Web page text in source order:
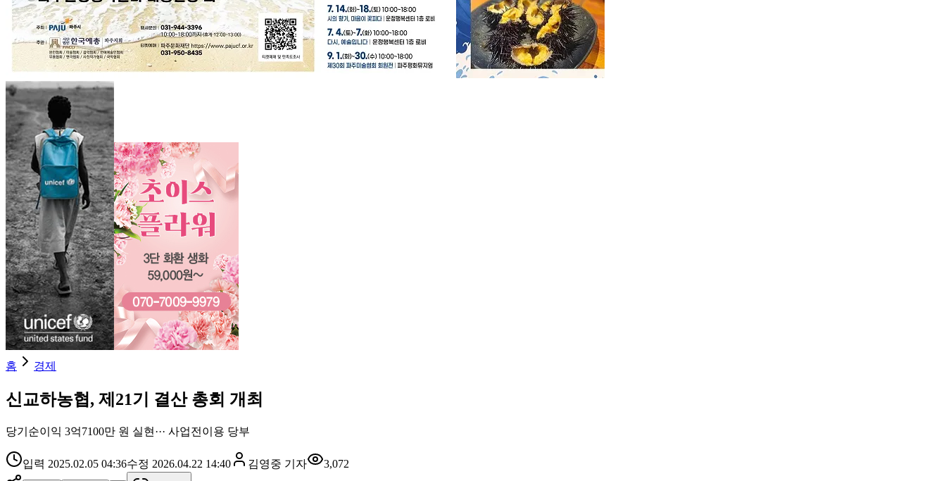
홈 경제
신교하농협, 제21기 결산 총회 개최
당기순이익 3억7100만 원 실현··· 사업전이용 당부
입력 2025.02.05 04:36수정 2026.04.22 14:40 김영중 기자 3,072